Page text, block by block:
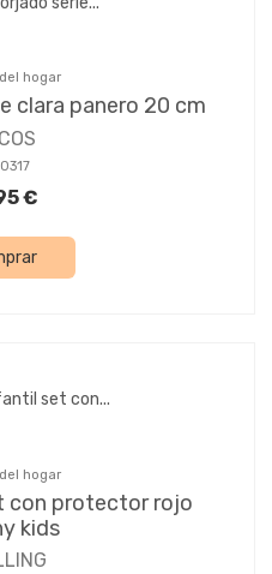
hogar
clara panero 20 cm
€
hogar
con protector rojo
kids